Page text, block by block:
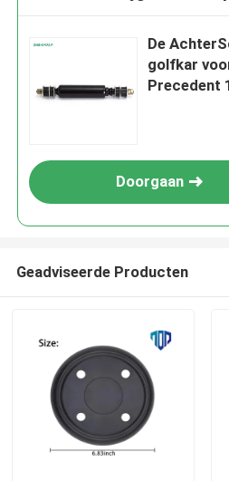
De
golfkar
Precedent
Doorgaan
Geadviseerde Producten